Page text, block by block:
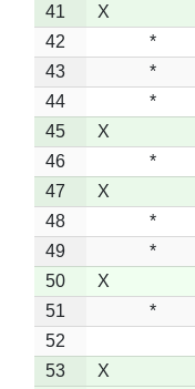
41
X
42
*
43
*
44
*
45
X
46
*
47
X
48
*
49
*
50
X
51
*
52
53
X